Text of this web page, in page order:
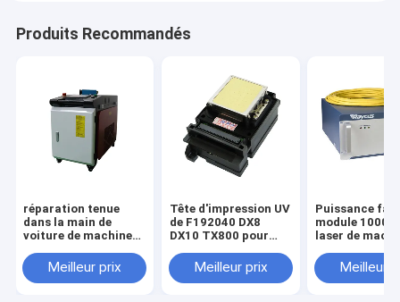
Produits Recommandés
réparation tenue
dans la main de
voiture de machine
laser 1000w sur
l'enlèvement
Meilleur prix
Tête d'impression UV
de F192040 DX8
DX10 TX800 pour
TX710W TX720
TX820 X820 TX830
Meilleur prix
Puissance
module
laser de
de fibre de
Ryco
Meilleur